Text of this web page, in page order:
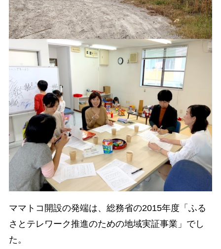
ママトコ開設の発端は、総務省の2015年度「ふる
さとテレワーク推進のための地域実証事業」でし
た。